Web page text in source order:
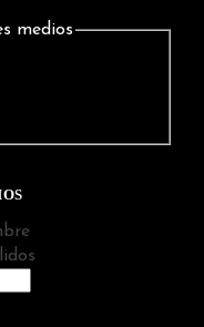
medios